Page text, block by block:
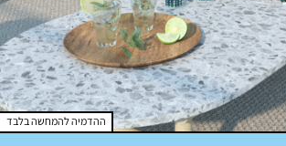
ההדמיה להמחשה בלבד